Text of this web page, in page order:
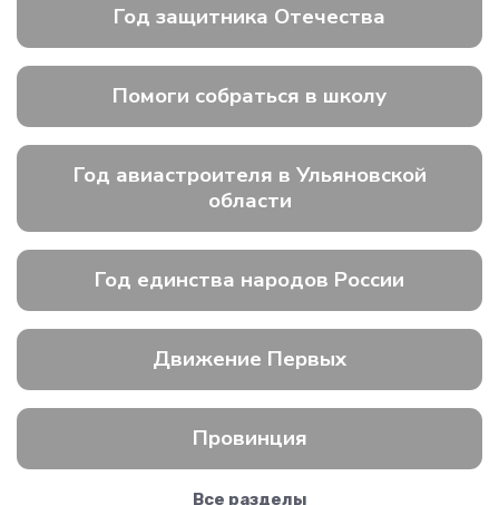
Год защитника Отечества
Помоги собраться в школу
Год авиастроителя в Ульяновской
области
Год единства народов России
Движение Первых
Провинция
Все разделы